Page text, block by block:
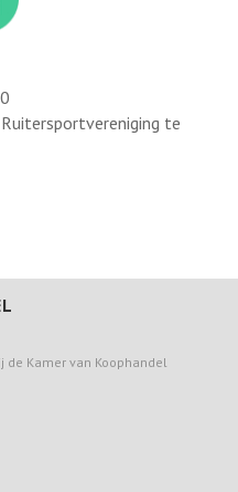
te
Kamer van Koophandel